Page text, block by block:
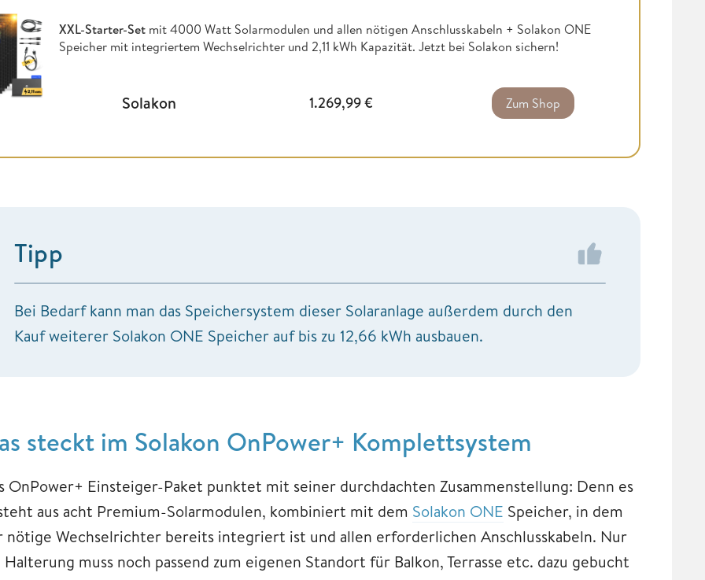
XXL-Starter-Setmit 4000 Watt Solarmodulen und allen nötigen Anschlusskabeln + Solakon ONE
Speicher mit integriertem Wechselrichter und 2,11 kWh Kapazität. Jetzt bei Solakon sichern!
Solakon 1.269,99€ Zum Shop
Tipp
Bei Bedarf kann man das Speichersystem dieser Solaranlage außerdem durch den
Kauf weiterer Solakon ONE Speicher auf bis zu 12,66 kWh ausbauen.
steckt im Solakon OnPower+ Komplettsystem
OnPower+ Einsteiger-Paket punktet mit seiner durchdachten Zusammenstellung: Denn es
aus acht Premium-Solarmodulen, kombiniert mit dem Solakon ONE Speicher, in dem
nötige Wechselrichter bereits integriert ist und allen erforderlichen Anschlusskabeln. Nur
Halterung muss noch passend zum eigenen Standort für Balkon, Terrasse etc. dazu gebucht